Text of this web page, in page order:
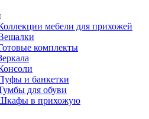
мебели для прихожей
комплекты
и банкетки
для обуви
в прихожую